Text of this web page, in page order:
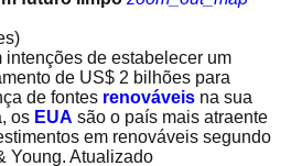
intenções de estabelecer um
de US$ 2 bilhões para
de fontes renováveis na sua
os EUA são o país mais atraente
em renováveis segundo
Young. Atualizado